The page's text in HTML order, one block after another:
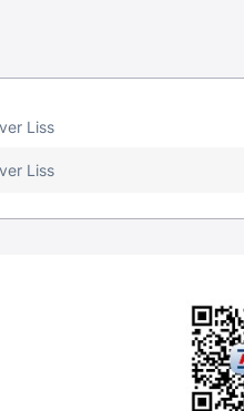
Liss
Liss